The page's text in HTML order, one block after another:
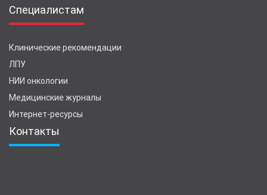
Специалистам
Клинические рекомендации
ЛПУ
НИИ онкологии
Медицинские журналы
Интернет-ресурсы
Контакты